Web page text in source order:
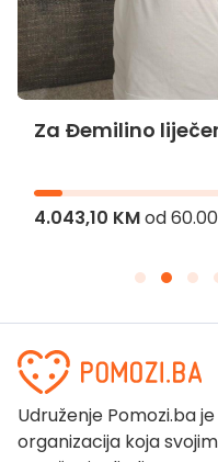
Za Đemilino
4.043,10 KMod
Udruženje Pomozi.ba
organizacija koja